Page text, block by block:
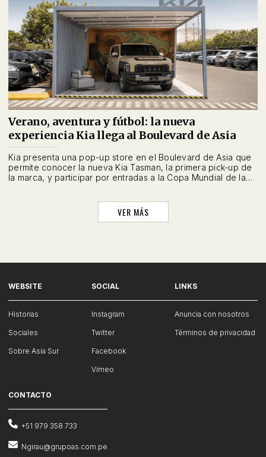
Verano, aventura y fútbol: la nueva
experiencia Kia llega al Boulevard de Asia
Kia presenta una pop-up store en el Boulevard de Asia que
permite conocer la nueva Kia Tasman, la primera pick-up de
la marca, y participar por entradas a la Copa Mundial de la
VER MÁS
WEBSITE
Historias
Sociales
Sobre Asia Sur
SOCIAL
Instagram
Twitter
Facebook
Vimeo
LINKS
Anuncia con nosotros
Términos de privacidad
CONTACTO
+51 979 358 733
Ngirau@grupoas.com.pe